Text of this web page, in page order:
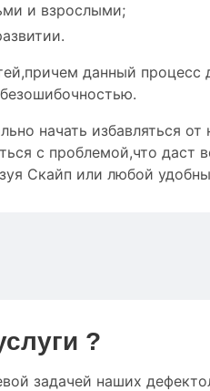
и взрослыми;
данный
безошибочностью.
начать избавляться
с проблемой,что даст
Скайп или любой
?
задачей наших